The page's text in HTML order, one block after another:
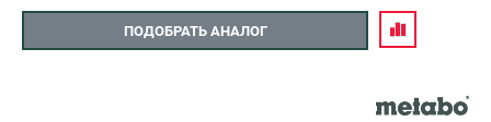
ПОДОБРАТЬ АНАЛОГ